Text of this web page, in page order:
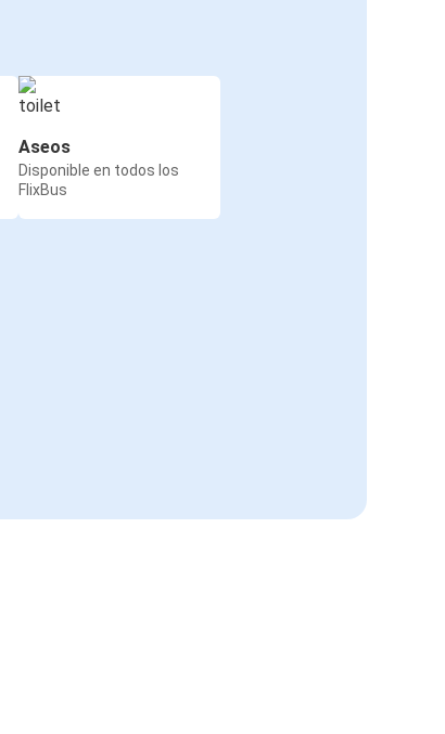
Aseos
Disponible en todos los
FlixBus